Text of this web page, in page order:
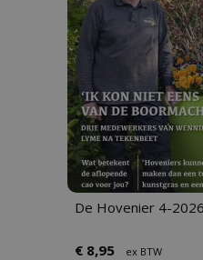
De Hovenier 4-2026
€ 8,95 ex BTW